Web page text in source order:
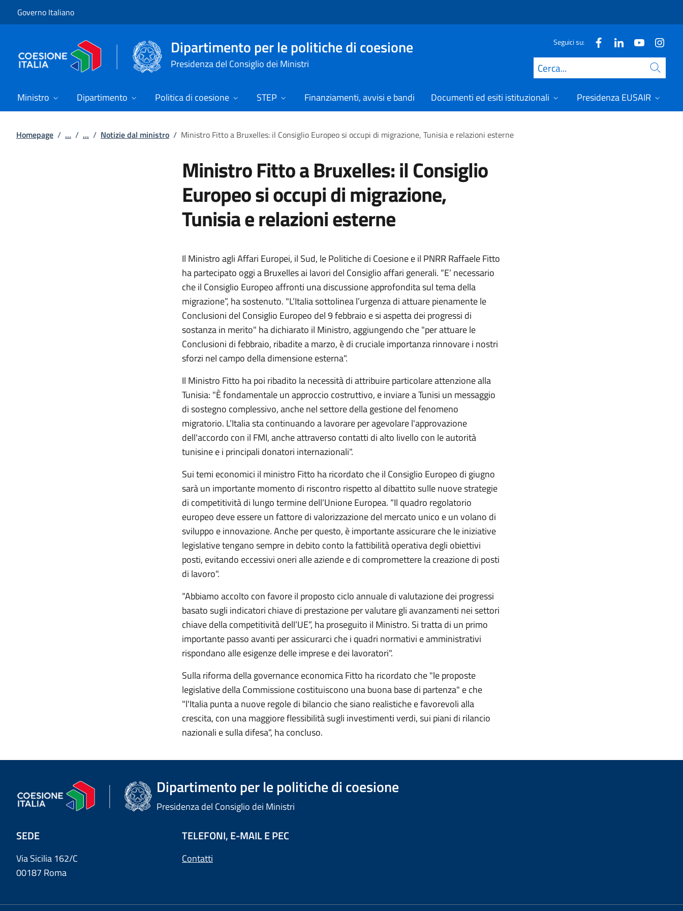
Governo Italiano
Dipartimento per le politiche di coesione
Presidenza del Consiglio dei Ministri
Seguici su:
Cerca
Ministro Dipartimento Politica di coesione STEP Finanziamenti, avvisi e bandi Documenti ed esiti istituzionali Presidenza EUSAIR
Homepage / ... / ... / Notizie dal ministro / Ministro Fitto a Bruxelles: il Consiglio Europeo si occupi di migrazione, Tunisia e relazioni esterne
Ministro Fitto a Bruxelles: il Consiglio
Europeo si occupi di migrazione,
Tunisia e relazioni esterne
Il Ministro agli Affari Europei, il Sud, le Politiche di Coesione e il PNRR Raffaele Fitto
ha partecipato oggi a Bruxelles ai lavori del Consiglio affari generali. “E’ necessario
che il Consiglio Europeo affronti una discussione approfondita sul tema della
migrazione”, ha sostenuto. "L’Italia sottolinea l’urgenza di attuare pienamente le
Conclusioni del Consiglio Europeo del 9 febbraio e si aspetta dei progressi di
sostanza in merito" ha dichiarato il Ministro, aggiungendo che "per attuare le
Conclusioni di febbraio, ribadite a marzo, è di cruciale importanza rinnovare i nostri
sforzi nel campo della dimensione esterna".
Il Ministro Fitto ha poi ribadito la necessità di attribuire particolare attenzione alla
Tunisia: "È fondamentale un approccio costruttivo, e inviare a Tunisi un messaggio
di sostegno complessivo, anche nel settore della gestione del fenomeno
migratorio. L’Italia sta continuando a lavorare per agevolare l'approvazione
dell'accordo con il FMI, anche attraverso contatti di alto livello con le autorità
tunisine e i principali donatori internazionali".
Sui temi economici il ministro Fitto ha ricordato che il Consiglio Europeo di giugno
sarà un importante momento di riscontro rispetto al dibattito sulle nuove strategie
di competitività di lungo termine dell’Unione Europea. “Il quadro regolatorio
europeo deve essere un fattore di valorizzazione del mercato unico e un volano di
sviluppo e innovazione. Anche per questo, è importante assicurare che le iniziative
legislative tengano sempre in debito conto la fattibilità operativa degli obiettivi
posti, evitando eccessivi oneri alle aziende e di compromettere la creazione di posti
di lavoro".
“Abbiamo accolto con favore il proposto ciclo annuale di valutazione dei progressi
basato sugli indicatori chiave di prestazione per valutare gli avanzamenti nei settori
chiave della competitività dell’UE”, ha proseguito il Ministro. Si tratta di un primo
importante passo avanti per assicurarci che i quadri normativi e amministrativi
rispondano alle esigenze delle imprese e dei lavoratori".
Sulla riforma della governance economica Fitto ha ricordato che "le proposte
legislative della Commissione costituiscono una buona base di partenza" e che
"l'Italia punta a nuove regole di bilancio che siano realistiche e favorevoli alla
crescita, con una maggiore flessibilità sugli investimenti verdi, sui piani di rilancio
nazionali e sulla difesa", ha concluso.
Dipartimento per le politiche di coesione
Presidenza del Consiglio dei Ministri
SEDE
Via Sicilia 162/C
00187 Roma
TELEFONI, E-MAIL E PEC
Contatti